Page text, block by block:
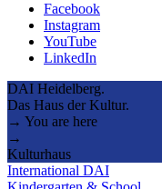
Facebook
Instagram
YouTube
LinkedIn
DAI Heidelberg.
Das Haus der Kultur.
→ You are here
→
Kulturhaus
International DAI